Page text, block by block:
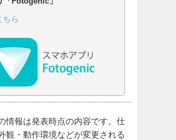
ちら
情報は発表時点の内容です。仕
観・動作環境などが変更される